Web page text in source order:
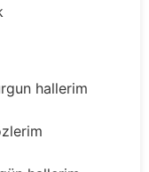
hallerim